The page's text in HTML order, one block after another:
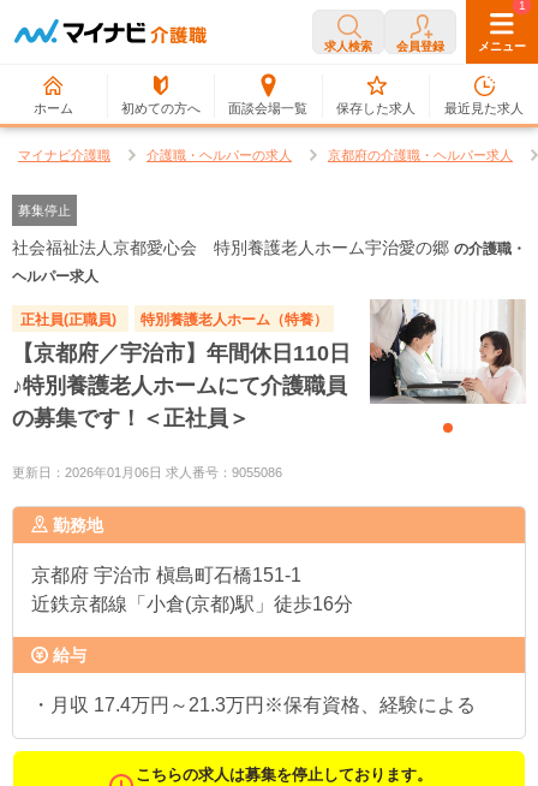
求人検索 会員登録 メニュー
ホーム 初めての方へ 面談会場一覧
0
保存した求人
1
最近見た求人
マイナビ介護職 介護職・ヘルパーの求人 京都府の介護職・ヘルパー求人
募集停止
社会福祉法人京都愛心会 特別養護老人ホーム宇治愛の郷 の介護職・
ヘルパー求人
正社員(正職員) 特別養護老人ホーム（特養）
【京都府／宇治市】年間休日110日
♪特別養護老人ホームにて介護職員
の募集です！＜正社員＞
更新日：2026年01月06日 求人番号：9055086
勤務地
京都府 宇治市 槇島町石橋151-1
近鉄京都線「小倉(京都)駅」徒歩16分
給与
・月収 17.4万円～21.3万円※保有資格、経験による
こちらの求人は募集を停止しております。